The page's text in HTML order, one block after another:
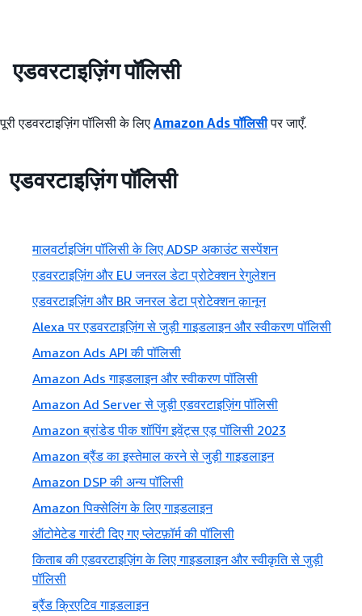
एडवरटाइज़िंग पॉलिसी
पूरी एडवरटाइज़िंग पॉलिसी के लिए Amazon Ads पॉलिसीपर जाएँ.
एडवरटाइज़िंग पॉलिसी
मालवर्टाइजिंग पॉलिसी के लिए ADSP अकाउंट सस्पेंशन
एडवरटाइज़िंग और EU जनरल डेटा प्रोटेक्शन रेगुलेशन
एडवरटाइज़िंग और BR जनरल डेटा प्रोटेक्शन क़ानून
Alexa पर एडवरटाइज़िंग से जुड़ी गाइडलाइन और स्वीकरण पॉलिसी
Amazon Ads API की पॉलिसी
Amazon Ads गाइडलाइन और स्वीकरण पॉलिसी
Amazon Ad Server से जुड़ी एडवरटाइज़िंग पॉलिसी
Amazon ब्रांडेड पीक शॉपिंग इवेंट्स एड़ पॉलिसी 2023
Amazon ब्रैंड का इस्तेमाल करने से जुड़ी गाइडलाइन
Amazon DSP की अन्य पॉलिसी
Amazon पिक्सेलिंग के लिए गाइडलाइन
ऑटोमेटेड गारंटी दिए गए प्लेटफ़ॉर्म की पॉलिसी
किताब की एडवरटाइज़िंग के लिए गाइडलाइन और स्वीकृति से जुड़ी
पॉलिसी
ब्रैंड क्रिएटिव गाइडलाइन